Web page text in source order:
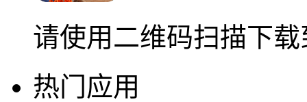
请使用二维码扫描下
热门应用